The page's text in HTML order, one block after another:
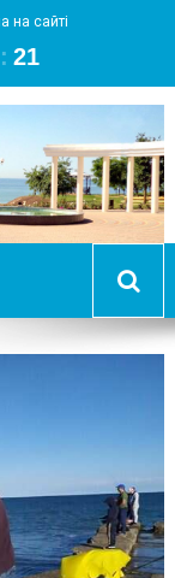
на сайті
: 21